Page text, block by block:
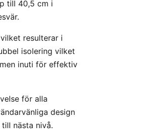
till 40,5 cm i
resulterar i
isolering vilket
inuti för effektiv
för alla
design
nästa nivå.